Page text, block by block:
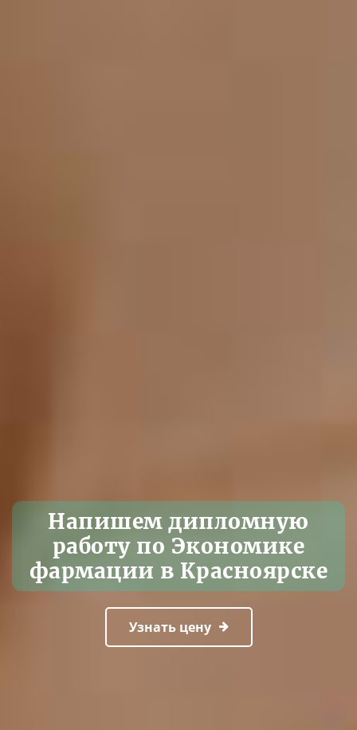
Напишем дипломную
работу по Экономике
фармации в Красноярске
Узнать цену